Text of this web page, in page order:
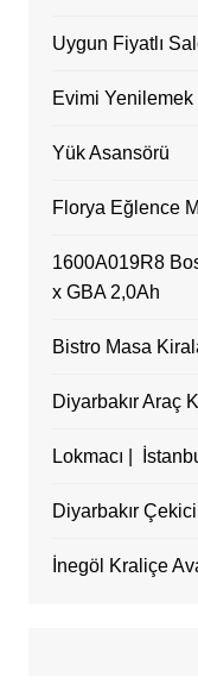
Uygun Fiyatlı
Evimi Yenilemek
Yük Asansörü
Florya Eğlence
1600A019R8
x GBA 2,0Ah
Bistro Masa
Diyarbakır Araç
Lokmacı |
Diyarbakır
İnegöl Kraliçe